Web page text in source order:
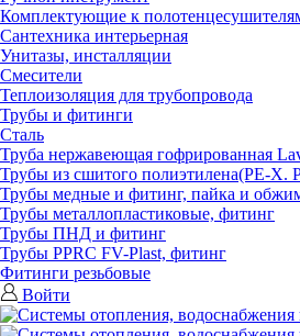
Комплектующие к
Сантехника интерьерная
Унитазы, инсталляции
Смесители
Теплоизоляция для трубопровода
Трубы и фитинги
Сталь
Труба нержавеющая гофрированная
Трубы из сшитого полиэтилена(РЕ-Х.
Трубы медные и фитинг, пайка и
Трубы металлопластиковые, фитинг
Трубы ПНД и фитинг
Трубы РРRC FV-Plast, фитинг
Фитинги резьбовые
Войти